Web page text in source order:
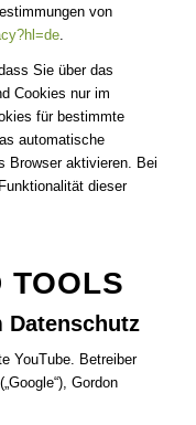
von
.
Sie über das
Cookies nur im
für bestimmte
automatische
Browser aktivieren. Bei
dieser
TOOLS
Datenschutz
YouTube. Betreiber
Gordon